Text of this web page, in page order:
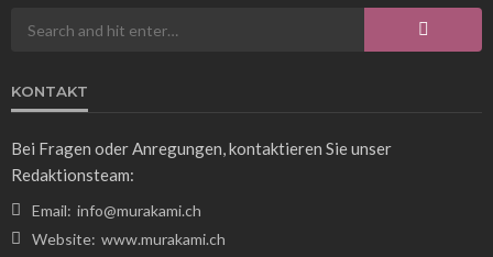
KONTAKT
Bei Fragen oder Anregungen, kontaktieren Sie unser
Redaktionsteam:
Email: info@murakami.ch
Website: www.murakami.ch